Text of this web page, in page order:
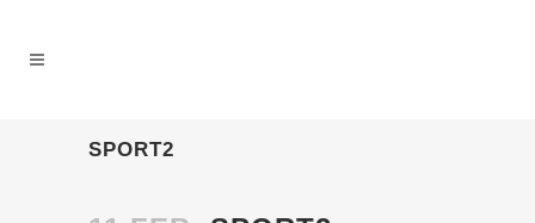
SPORT2